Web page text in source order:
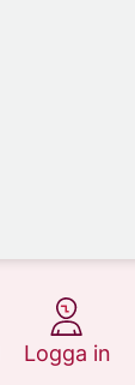
Logga in
på 1177.se